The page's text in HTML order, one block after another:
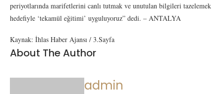
periyotlarında marifetlerini canlı tutmak ve unutulan bilgileri tazelemek
hedefiyle ‘tekamül eğitimi’ uyguluyoruz” dedi. – ANTALYA
Kaynak: İhlas Haber Ajansı / 3.Sayfa
About The Author
admin